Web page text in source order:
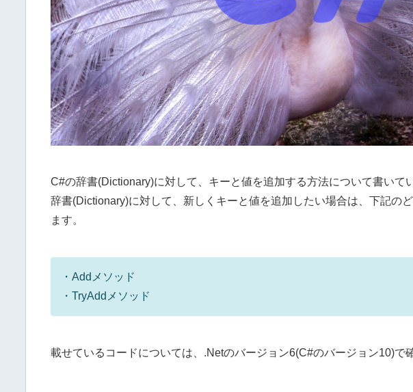
C#の辞書(Dictionary)に対して、キーと値を追加する方法について書いて
辞書(Dictionary)に対して、新しくキーと値を追加したい場合は、下記の
ます。
・Addメソッド
・TryAddメソッド
載せているコードについては、.Netのバージョン6(C#のバージョン10)で